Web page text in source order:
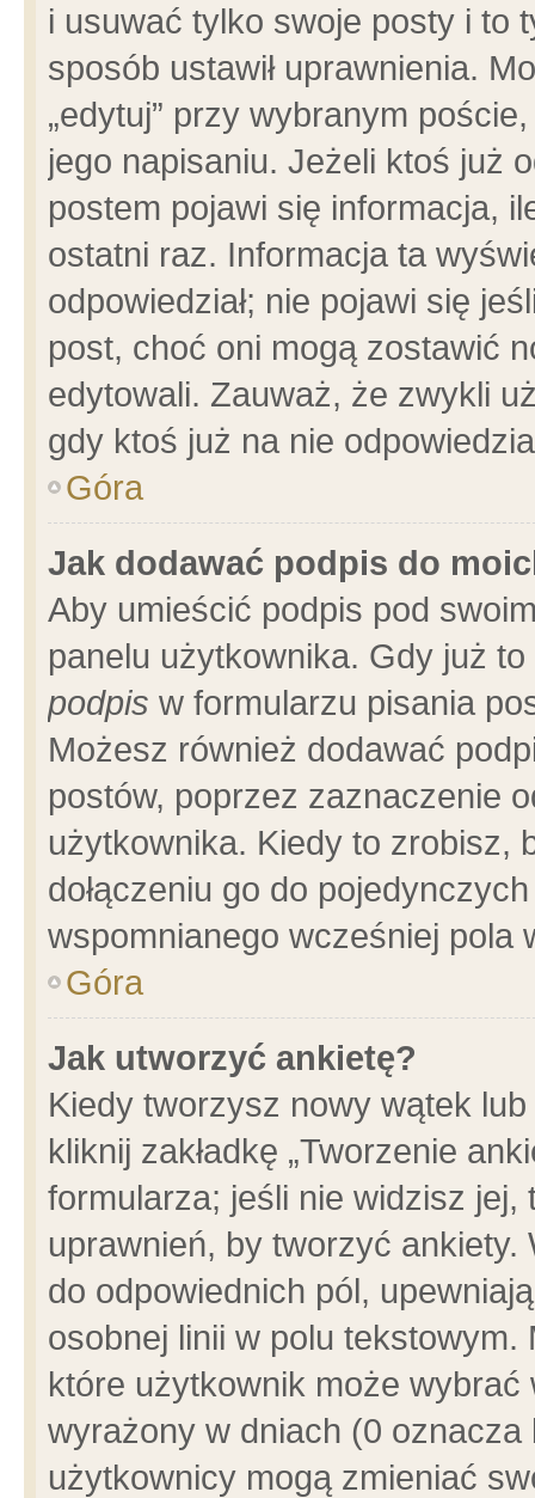
i usuwać tylko swoje posty i to
sposób ustawił uprawnienia.
„edytuj” przy wybranym
jego napisaniu. Jeżeli ktoś już
postem pojawi się informacja,
ostatni raz. Informacja ta
odpowiedział; nie pojawi się
post, choć oni mogą zostawić
edytowali. Zauważ, że zwykli
gdy ktoś już na nie
Góra
Jak dodawać podpis do
Aby umieścić podpis pod
panelu użytkownika. Gdy już
podpis w formularzu pisania
Możesz również dodawać
postów, poprzez zaznaczenie
użytkownika. Kiedy to zrobisz,
dołączeniu go do
wspomnianego wcześniej pola
Góra
Jak utworzyć ankietę?
Kiedy tworzysz nowy wątek
kliknij zakładkę „Tworzenie
formularza; jeśli nie widzisz
uprawnień, by tworzyć ankiety.
do odpowiednich pól,
osobnej linii w polu
które użytkownik może
wyrażony w dniach (0
użytkownicy mogą zmieniać